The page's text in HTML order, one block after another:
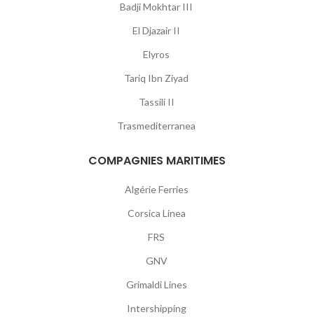
Badji Mokhtar III
El Djazair II
Elyros
Tariq Ibn Ziyad
Tassili II
Trasmediterranea
COMPAGNIES MARITIMES
Algérie Ferries
Corsica Linea
FRS
GNV
Grimaldi Lines
Intershipping